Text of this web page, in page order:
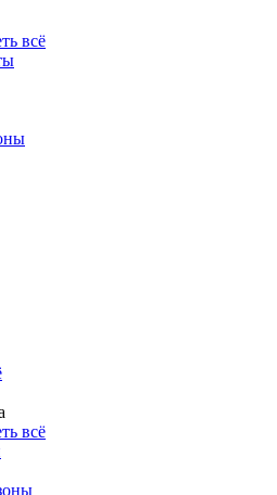
всё
всё